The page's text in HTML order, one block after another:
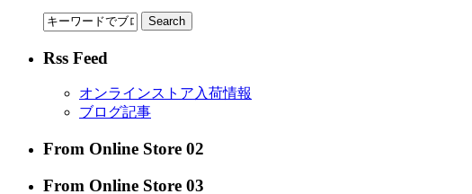
Rss Feed
オンラインストア入荷情報
ブログ記事
From Online Store 02
From Online Store 03